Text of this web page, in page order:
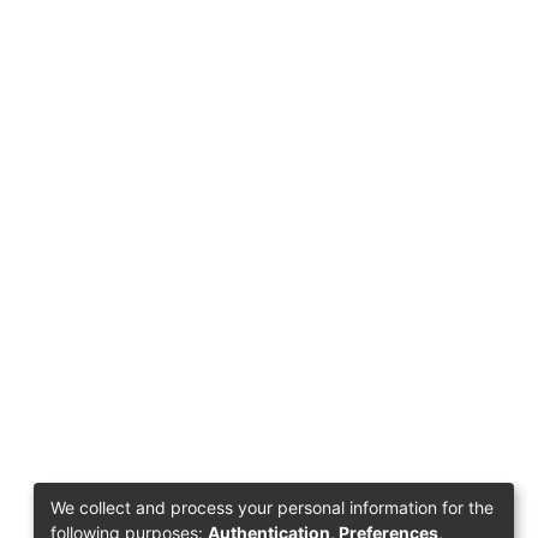
We collect and process your personal information for the
following purposes: Authentication, Preferences,